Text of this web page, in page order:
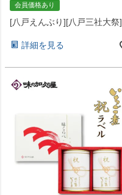
会員価格あり
[八戸えんぶり][八戸三社大祭]
詳細を見る